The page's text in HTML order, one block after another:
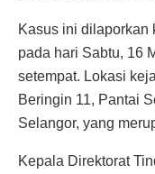
Kasus ini dilaporkan
pada hari Sabtu, 16
setempat. Lokasi
Beringin 11, Pantai
Selangor, yang
Kepala Direktorat